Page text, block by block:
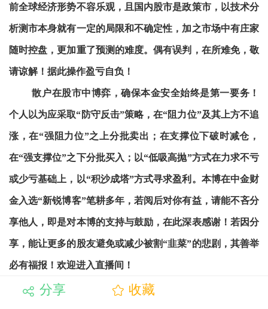
前全球经济形势不容乐观，且国内股市是政策市，以技术分
析测市本身就有一定的局限和不确定性，加之市场中有庄家
随时控盘，更加重了预测的难度。偶有误判，在所难免，敬
请谅解！据此操作盈亏自负！
散户在股市中博弈，确保本金安全始终是第一要务！
个人以为应采取“防守反击”策略，在“阻力位”及其上方不追
涨，在“强阻力位”之上分批卖出；在支撑位下破时减仓，
在“强支撑位”之下分批买入；以“低吸高抛”方式在力求不亏
或少亏基础上，以“积沙成塔”方式寻求盈利。本博在中金财
金入选“新锐博客”笔耕多年，若阅后对你有益，请能不吝分
享他人，即是对本博的支持与鼓励，在此深表感谢！若因分
享，能让更多的股友避免或减少被割“韭菜”的悲剧，其善举
必有福报！欢迎进入直播间！
分享 收藏